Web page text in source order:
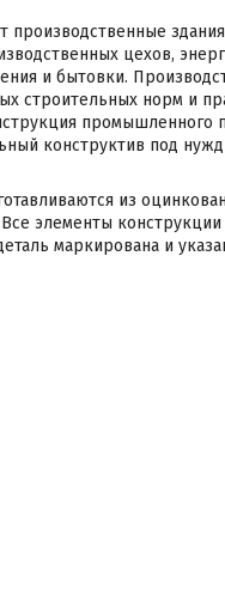
производственные
цехов,
и бытовки.
строительных норм и
конструктив под
из
элементы конструкции
маркирована и